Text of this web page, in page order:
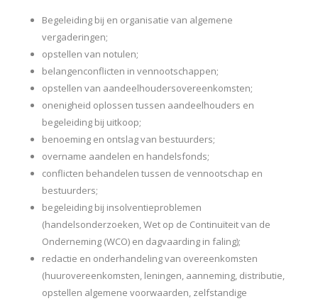
Begeleiding bij en organisatie van algemene
vergaderingen;
opstellen van notulen;
belangenconflicten in vennootschappen;
opstellen van aandeelhoudersovereenkomsten;
onenigheid oplossen tussen aandeelhouders en
begeleiding bij uitkoop;
benoeming en ontslag van bestuurders;
overname aandelen en handelsfonds;
conflicten behandelen tussen de vennootschap en
bestuurders;
begeleiding bij insolventieproblemen
(handelsonderzoeken, Wet op de Continuïteit van de
Onderneming (WCO) en dagvaarding in faling);
redactie en onderhandeling van overeenkomsten
(huurovereenkomsten, leningen, aanneming, distributie,
opstellen algemene voorwaarden, zelfstandige